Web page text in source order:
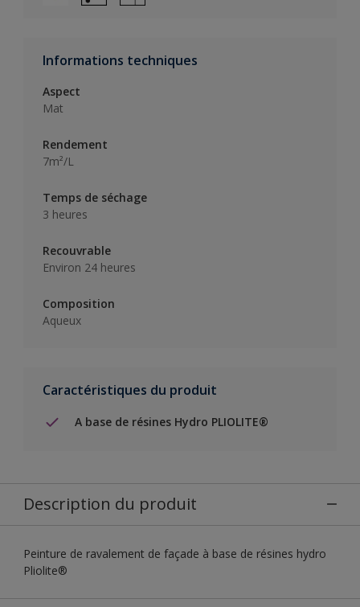
Informations techniques
Aspect
Mat
Rendement
7m²/L
Temps de séchage
3 heures
Recouvrable
Environ 24 heures
Composition
Aqueux
Caractéristiques du produit
A base de résines Hydro PLIOLITE®
Description du produit
Peinture de ravalement de façade à base de résines hydro
Pliolite®